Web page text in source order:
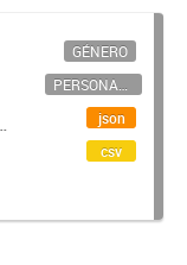
GÉNERO
PERSONAL CIENTÍFICO-TECNOLÓGICO
json
csv